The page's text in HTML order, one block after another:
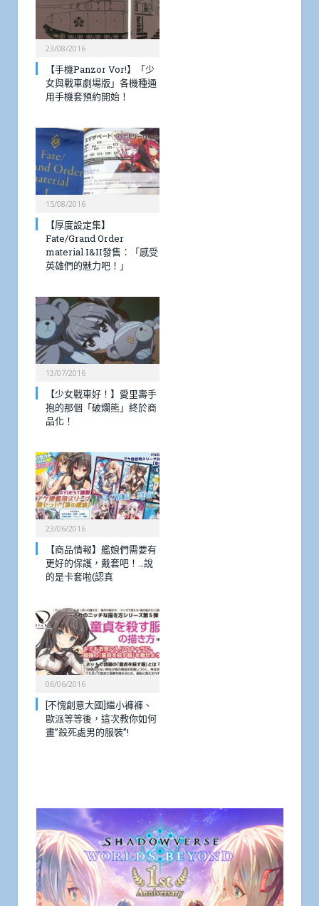
23/08/2016
【手機Panzor Vor!】「少
女與戰車劇場版」各機種通
用手機套預約開始！
15/08/2016
【厚度設定集】
Fate/Grand Order
material I&II發售：「感受
英雄們的魅力吧！」
13/07/2016
【少女戰車好！】愛里壽手
抱的那個「破爛熊」終於商
品化！
23/06/2016
【商品情報】艦娘們需要有
更好的保護，戴套吧！…說
的是卡套啦(認真
06/06/2016
[不愧創意大國]繼小褲褲、
歐派等等後，這次教你如何
畫”殺死處男的服裝”!